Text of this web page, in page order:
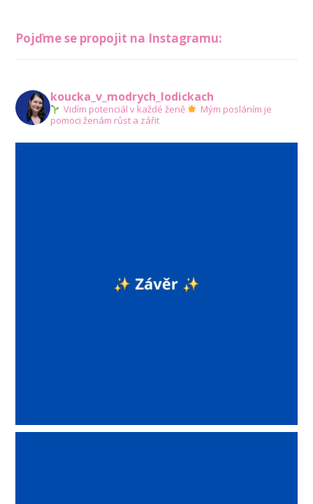
Pojďme se propojit na Instagramu:
koucka_v_modrych_lodickach
Vidím potenciál v každé ženě
Mým posláním je
pomoci ženám růst a zářit